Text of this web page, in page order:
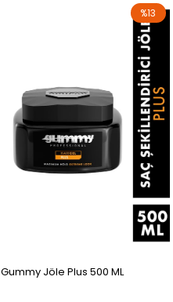
Gummy Jöle Plus 500 ML
%13